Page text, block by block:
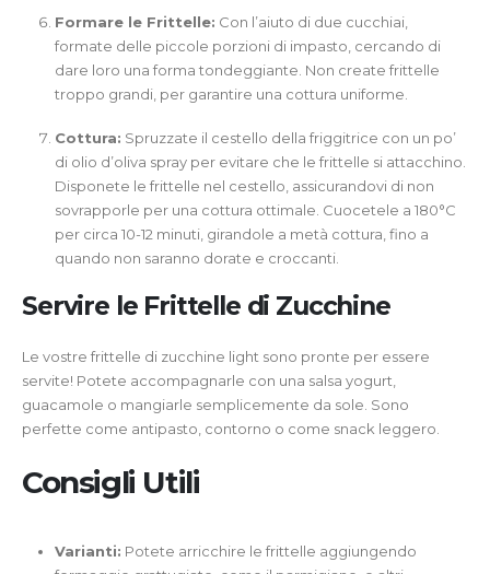
Formare le Frittelle: Con l’aiuto di due cucchiai,
formate delle piccole porzioni di impasto, cercando di
dare loro una forma tondeggiante. Non create frittelle
troppo grandi, per garantire una cottura uniforme.
Cottura: Spruzzate il cestello della friggitrice con un po’
di olio d’oliva spray per evitare che le frittelle si attacchino.
Disponete le frittelle nel cestello, assicurandovi di non
sovrapporle per una cottura ottimale. Cuocetele a 180°C
per circa 10-12 minuti, girandole a metà cottura, fino a
quando non saranno dorate e croccanti.
Servire le Frittelle di Zucchine
Le vostre frittelle di zucchine light sono pronte per essere
servite! Potete accompagnarle con una salsa yogurt,
guacamole o mangiarle semplicemente da sole. Sono
perfette come antipasto, contorno o come snack leggero.
Consigli Utili
Varianti: Potete arricchire le frittelle aggiungendo